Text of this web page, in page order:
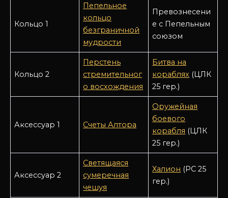
Кольцо 1
Пепельное
кольцо
безграничной
мудрости
Превознесени
е с Пепельным
союзом
Кольцо 2
Перстень
стремительног
о восхождения
Битва на
кораблях (ЦЛК
25 гер.)
Аксессуар 1 Счеты Алтора
Оружейная
боевого
корабля (ЦЛК
25 гер.)
Аксессуар 2
Светящаяся
сумеречная
чешуя
Халион (РС 25
гер.)